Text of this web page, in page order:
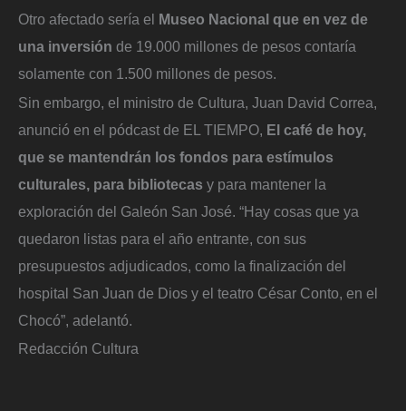
Otro afectado sería el Museo Nacional que en vez de
una inversión de 19.000 millones de pesos contaría
solamente con 1.500 millones de pesos.
Sin embargo, el ministro de Cultura, Juan David Correa,
anunció en el pódcast de EL TIEMPO, El café de hoy,
que se mantendrán los fondos para estímulos
culturales, para bibliotecas y para mantener la
exploración del Galeón San José. “Hay cosas que ya
quedaron listas para el año entrante, con sus
presupuestos adjudicados, como la finalización del
hospital San Juan de Dios y el teatro César Conto, en el
Chocó”, adelantó.
Redacción Cultura